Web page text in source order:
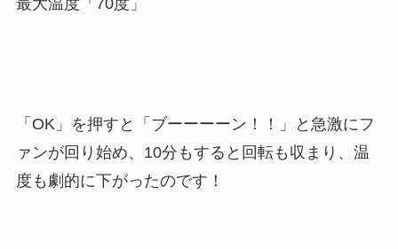
最大温度「70度」
「OK」を押すと「ブーーーーン！！」と急激にフ
ァンが回り始め、10分もすると回転も収まり、温
度も劇的に下がったのです！